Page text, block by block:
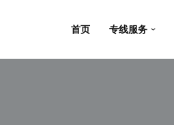
首页 专线服务